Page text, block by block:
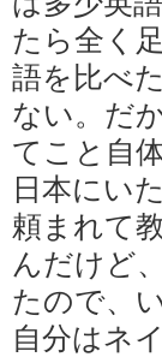
たら全く
語を比べ
ない。だ
てこと自
日本にい
頼まれて
んだけど
たので、
自分はネ